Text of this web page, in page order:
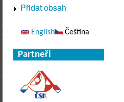
Přidat obsah
English Čeština
Partneři